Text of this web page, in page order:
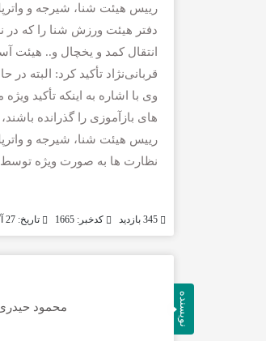
رییس هیئت شنا، شیرجه و
دفتر هیئت ورزش شنا را که در
انتقال کمد و یخچال و.. هیئت
قربانی‌نژاد تأکید کرد: البته
وی با اشاره به اینکه تأکید
های بازآموزی را گذرانده
رییس هیئت شنا، شیرجه و
نظارت ها به صورت ویژه
کدخبر: 1665 تاریخ: 27 آگوست 2025
نویسنده محمود